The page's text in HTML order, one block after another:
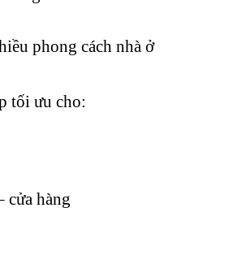
phong cách nhà ở
tối ưu cho:
cửa hàng